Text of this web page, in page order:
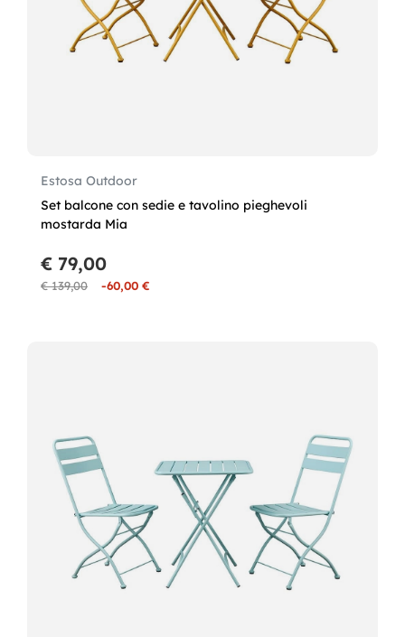
Estosa Outdoor
Set balcone con sedie e tavolino pieghevoli
mostarda Mia
€ 139,00 -60,00 €
€ 79,00